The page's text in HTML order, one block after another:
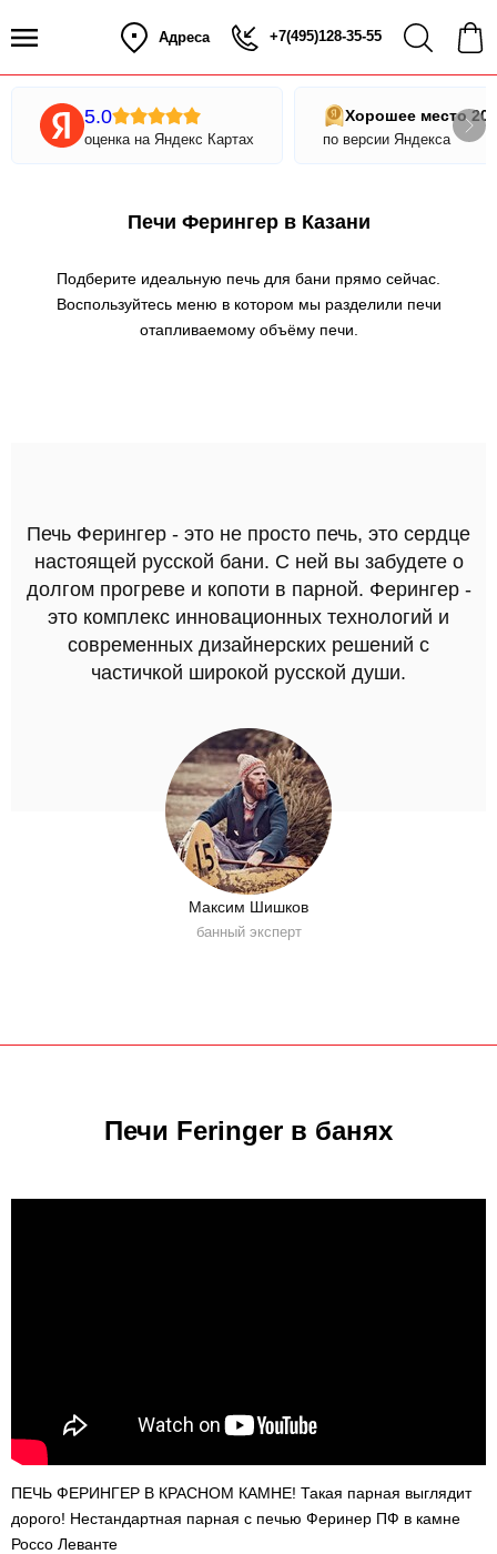
Адреса +7(495)128-35-55
5.0
оценка на Яндекс Картах
Хорошее место
по версии Яндекса
Печи Ферингер в Казани
Подберите идеальную печь для бани прямо сейчас.
Воспользуйтесь меню в котором мы разделили печи
отапливаемому объёму печи.
Печь Ферингер - это не просто печь, это сердце
настоящей русской бани. С ней вы забудете о
долгом прогреве и копоти в парной. Ферингер -
это комплекс инновационных технологий и
современных дизайнерских решений с
частичкой широкой русской души.
Максим Шишков
банный эксперт
Печи Feringer в банях
ПЕЧЬ ФЕРИНГЕР В КРАСНОМ КАМНЕ! Такая парная выглядит
дорого! Нестандартная парная с печью Феринер ПФ в камне
Россо Леванте